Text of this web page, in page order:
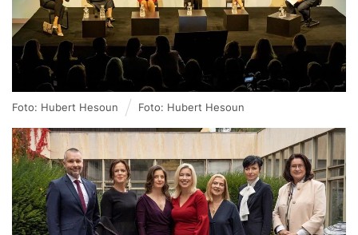
Foto: Hubert Hesoun Foto: Hubert Hesoun